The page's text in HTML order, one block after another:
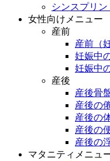
シンスプリン
女性向けメニュー
産前
産前（
妊娠中
妊娠中
産後
産後骨
産後の
産後の
産後の
産後の
マタニティメニュ